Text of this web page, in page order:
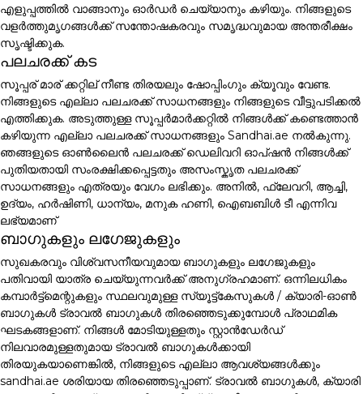
എളുപ്പത്തിൽ വാങ്ങാനും ഓർഡർ ചെയ്യാനും കഴിയും. നിങ്ങളുടെ
വളർത്തുമൃഗങ്ങൾക്ക് സന്തോഷകരവും സമൃദ്ധവുമായ അന്തരീക്ഷം
സൃഷ്ടിക്കുക.
പലചരക്ക് കട
സൂപ്പര് മാര് ക്കറ്റില് നീണ്ട തിരയലും ഷോപ്പിംഗും ക്യൂവും വേണ്ട.
നിങ്ങളുടെ എല്ലാ പലചരക്ക് സാധനങ്ങളും നിങ്ങളുടെ വീട്ടുപടിക്കൽ
എത്തിക്കുക. അടുത്തുള്ള സൂപ്പർമാർക്കറ്റിൽ നിങ്ങൾക്ക് കണ്ടെത്താൻ
കഴിയുന്ന എല്ലാ പലചരക്ക് സാധനങ്ങളും Sandhai.ae നൽകുന്നു.
ഞങ്ങളുടെ ഓൺലൈൻ പലചരക്ക് ഡെലിവറി ഓപ്ഷൻ നിങ്ങൾക്ക്
പുതിയതായി സംരക്ഷിക്കപ്പെട്ടതും അസംസ്കൃത പലചരക്ക്
സാധനങ്ങളും എത്രയും വേഗം ലഭിക്കും. അനിൽ, ഫ്ലേവറി, ആച്ചി,
ഉദ്യം, ഹർഷിണി, ധാന്യം, മനുക ഹണി, ഐബബിൾ ടീ എന്നിവ
ലഭ്യമാണ്
ബാഗുകളും ലഗേജുകളും
സുഖകരവും വിശ്വസനീയവുമായ ബാഗുകളും ലഗേജുകളും
പതിവായി യാത്ര ചെയ്യുന്നവർക്ക് അനുഗ്രഹമാണ്. ഒന്നിലധികം
കമ്പാർട്ട്മെന്റുകളും സ്ഥലവുമുള്ള സ്യൂട്ട്കേസുകൾ / ക്യാരി-ഓൺ
ബാഗുകൾ ട്രാവൽ ബാഗുകൾ തിരഞ്ഞെടുക്കുമ്പോൾ പ്രാഥമിക
ഘടകങ്ങളാണ്. നിങ്ങൾ മോടിയുള്ളതും സ്റ്റാൻഡേർഡ്
നിലവാരമുള്ളതുമായ ട്രാവൽ ബാഗുകൾക്കായി
തിരയുകയാണെങ്കിൽ, നിങ്ങളുടെ എല്ലാ ആവശ്യങ്ങൾക്കും
sandhai.ae ശരിയായ തിരഞ്ഞെടുപ്പാണ്. ട്രാവൽ ബാഗുകൾ, ക്യാരി